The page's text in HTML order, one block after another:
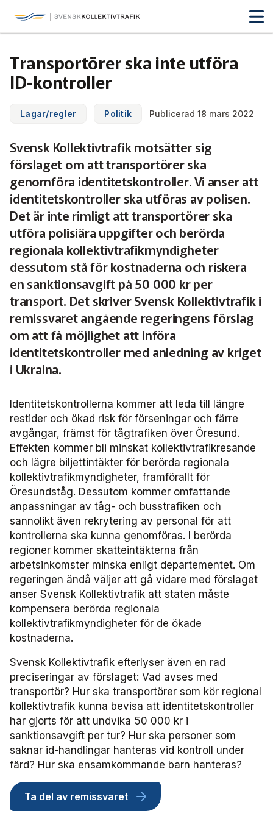
Hoppa
Tillsammans blir vi smartare
Medlemmar
Nätverk
Affärs­nätverket
Biljettkontroll­
Bussdepå­
Chefer
Försäljning
Järnväg
Kommunikation
Miljö­
Serviceresor
Tillgänglighet
Trafikutveckling
Trygghet och säkerhet
Användare Anbaro
Användare Förarcertifiering Buss
Användare Förarcertifiering Serviceresor
Användare Koll­bar
Tjänster och verktyg
Partner­samverkan
Skolskjutsen.se
Studentkonceptet
FRIDA miljö- och fordonsdatabas
Associerade medlemmar
Bli associerad medlem
Medlemszon
Affärs­nätverket
Affärs­nätverket 2025
Affärs­nätverket 2024
Affärs­nätverket 2022
Användargrupp Anbaro
Användargrupp förarcertifiering Buss
Lokalt material Buss
Användarträffar buss
Nationellt material Serviceresor
Lokalt material Serviceresor
Användarträffar
Användargrupp Kollbar
Biljettkontroll­nätverket
Biljettkontroll­nätverket 2026
Biljettkontroll­nätverket 2025
Biljettkontroll­nätverket 2024
Biljettkontroll­nätverket 2023
Biljettkontroll­nätverket 2022
Bussdepå­nätverket
Bussdepå­nätverket 2025
Bussdepå­nätverket 2024
Bussdepå­nätverket 2023
Bussdepå­nätverket 2022
Chefs­nätverket
Chefs­nätverket 2023
Chefs­nätverket 2022
Försäljnings­nätverket
Försäljnings­nätverket 2025
Försäljnings­nätverket 2024
Försäljnings­nätverket 2023
Försäljnings­nätverket 2022
Järnvägs­nätverket
Kommunikations­nätverket
Kommunikations­nätverket 2026
Kommunikations­nätverket 2025
Kommunikations­nätverket 2024
Kommunikations­nätverket 2023
Kommunikations­nätverket 2022
Nätverket Serviceresor
Serviceresor 2026
Serviceresor 2025
Serviceresor 2024
Serviceresor 2023
Serviceresor 2022
Miljö­nätverket
Miljö­nätverket 2026
Miljö­nätverket 2025
Miljö­nätverket 2024
Miljö­nätverket 2023
Samverkans­forum Kris och beredskap
Kris och beredskap 2026
Samverkans­forum Skolskjuts
Skolskjuts 2025
Tillgänglighets­nätverket
Tillgänglighets­nätverket 2026
Trafikutvecklar­nätverket
Fakta & statistik
Biljettpriser
Järnväg
Miljö och klimat
Samhällsnytta
Serviceresor
Upphandlingar
Öka din kompetens
Förarcertifieringar
Webbinarier
Våra utbildningar
Yrke och skola
Personalförsörjning
Attraktivare kollektivtrafik­bransch
Aktuellt & debatt
Så här tycker vi
Nyheter
Debattartiklar
Frågor vi driver
Rapporter
Kollektivtrafikens bidrag till transportsektorns klimatmål
Remissvar
Aktiviteter och event
Almedalen
Persontrafik
A-Ö
Om oss
Organisation
Kontakta oss
Historik
Information om kundfakturor
Kalender Press In English Sök
Medlemszon
Stäng
Transportörer ska inte utföra
ID-kontroller
Lagar/regler Politik Publicerad 18 mars 2022
Svensk Kollektivtrafik motsätter sig
förslaget om att transportörer ska
genomföra identitetskontroller. Vi anser att
identitetskontroller ska utföras av polisen.
Det är inte rimligt att transportörer ska
utföra polisiära uppgifter och berörda
regionala kollektivtrafikmyndigheter
dessutom stå för kostnaderna och riskera
en sanktionsavgift på 50 000 kr per
transport. Det skriver Svensk Kollektivtrafik i
remissvaret angående regeringens förslag
om att få möjlighet att införa
identitetskontroller med anledning av kriget
i Ukraina.
Identitetskontrollerna kommer att leda till längre
restider och ökad risk för förseningar och färre
avgångar, främst för tågtrafiken över Öresund.
Effekten kommer bli minskat kollektivtrafikresande
och lägre biljettintäkter för berörda regionala
kollektivtrafikmyndigheter, framförallt för
Öresundståg. Dessutom kommer omfattande
anpassningar av tåg- och busstrafiken och
sannolikt även rekrytering av personal för att
kontrollerna ska kunna genomföras. I berörda
regioner kommer skatteintäkterna från
arbetsinkomster minska enligt departementet. Om
regeringen ändå väljer att gå vidare med förslaget
anser Svensk Kollektivtrafik att staten måste
kompensera berörda regionala
kollektivtrafikmyndigheter för de ökade
kostnaderna.
Svensk Kollektivtrafik efterlyser även en rad
preciseringar av förslaget: Vad avses med
transportör? Hur ska transportörer som kör regional
kollektivtrafik kunna bevisa att identitetskontroller
har gjorts för att undvika 50 000 kr i
sanktionsavgift per tur? Hur ska personer som
saknar id-handlingar hanteras vid kontroll under
färd? Hur ska ensamkommande barn hanteras?
Ta del av remissvaret